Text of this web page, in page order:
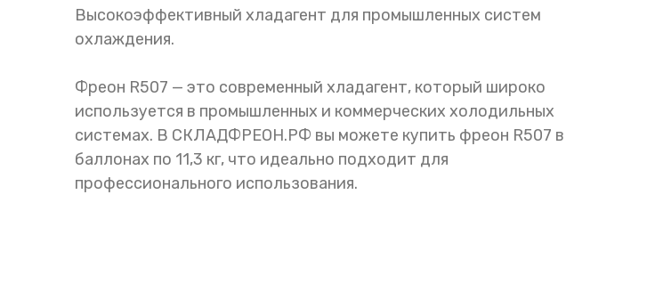
Высокоэффективный хладагент для промышленных систем
охлаждения.
Фреон R507 — это современный хладагент, который широко
используется в промышленных и коммерческих холодильных
системах. В СКЛАДФРЕОН.РФ вы можете купить фреон R507 в
баллонах по 11,3 кг, что идеально подходит для
профессионального использования.